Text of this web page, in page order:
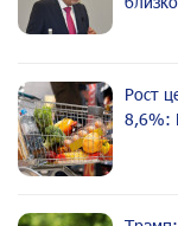
Рост
8,6%: